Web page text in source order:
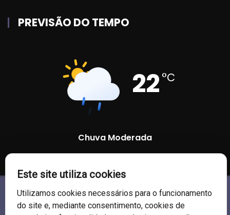
PREVISÃO DO TEMPO
22 °C
Chuva Moderada
86 % 1005 mb
Este site utiliza cookies
Utilizamos cookies necessários para o funcionamento
do site e, mediante consentimento, cookies de